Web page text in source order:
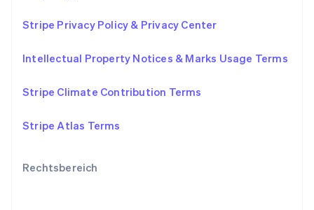
Rechtsbereich
Stripe Privacy Policy & Privacy Center
Intellectual Property Notices & Marks Usage Terms
Stripe Climate Contribution Terms
Stripe Atlas Terms
Sonderverwaltungsregion Hongkong,
English简体中文
EspañolEnglish
Thailand
Tschechische Republik
English